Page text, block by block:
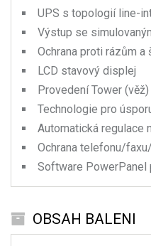
UPS s topologií line-
Výstup se
Ochrana proti rázům a
LCD stavový displej
Provedení Tower (věž)
Technologie pro
Automatická regulace
Ochrana telefonu/
Software PowerPanel
OBSAH BALENI